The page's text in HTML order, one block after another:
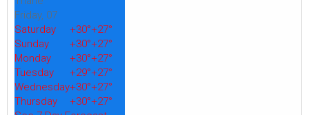
Friday, 07
Saturday
+30°+27°
Sunday
+30°+27°
Monday
+30°+27°
Tuesday
+29°+27°
Wednesday+30°+27°
Thursday
+30°+27°